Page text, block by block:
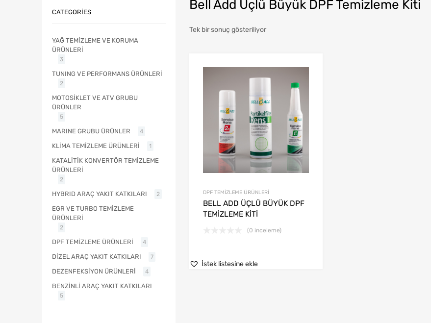
Bell Add Üçlü Büyük DPF Temizleme Kiti
Tek bir sonuç gösteriliyor
DPF TEMİZLEME ÜRÜNLERİ
BELL ADD ÜÇLÜ BÜYÜK DPF
TEMİZLEME KİTİ
(0 inceleme)
İstek listesine ekle
CATEGORIES
YAĞ TEMİZLEME VE KORUMA
ÜRÜNLERİ
3
TUNING VE PERFORMANS ÜRÜNLERİ
2
MOTOSİKLET VE ATV GRUBU
ÜRÜNLER
5
MARINE GRUBU ÜRÜNLER 4
KLİMA TEMİZLEME ÜRÜNLERİ 1
KATALİTİK KONVERTÖR TEMİZLEME
ÜRÜNLERİ
2
HYBRID ARAÇ YAKIT KATKILARI 2
EGR VE TURBO TEMİZLEME
ÜRÜNLERİ
2
DPF TEMİZLEME ÜRÜNLERİ 4
DİZEL ARAÇ YAKIT KATKILARI 7
DEZENFEKSİYON ÜRÜNLERİ 4
BENZİNLİ ARAÇ YAKIT KATKILARI
5